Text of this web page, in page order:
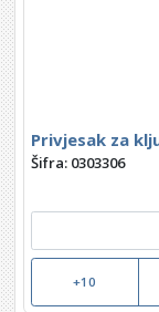
Privjesak za
Šifra: 0303306
+10